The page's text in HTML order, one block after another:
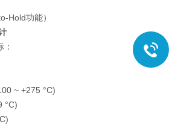
Hold功能）
~ +275 °C)
°C)